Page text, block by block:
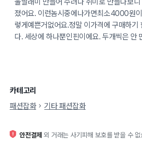
졌어요. 이런놈시중에나가면최소4000원이
렇게예쁜거없어요.정말 이가격에 구매하기
다. 세상에 하나뿐인핀이에요. 두개씩은 안
카테고리
패션잡화
기타 패션잡화
안전결제 외 거래는 사기피해 보호를 받을 수 없